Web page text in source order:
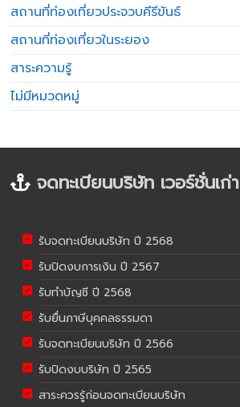
สถานที่ท่องเที่ยวประจวบคีรีขันธ์
สถานที่ท่องเที่ยวในระยอง
สาระความรู้
ไม่มีหมวดหมู่
จดทะเบียนบริษัท เวอร์ชั่นเก่า
รับจดทะเบียนบริษัท ปี 2568
รับปิดงบการเงิน ปี 2567
รับทำบัญชี ปี 2568
รับยื่นภาษีบุคคลธรรมดา
รับจดทะเบียนบริษัท ปี 2566
รับปิดงบบริษัท ปี 2565
สาระควรรู้ก่อนจดทะเบียนบริษัท